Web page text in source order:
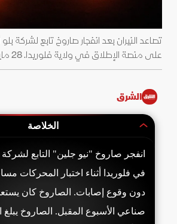
تصاعد النيران بعد انفجار صاروخ تابع لشركة بلو
على منصة الإطلاق في ولاية فلوريدا. 28 مايو 2026 - Reuters
الشرق
الخلاصة
انفجر صاروخ "نيو جلين" التابع
في فلوريدا أثناء اختبار المحركات
دون وقوع إصابات. الصاروخ كان